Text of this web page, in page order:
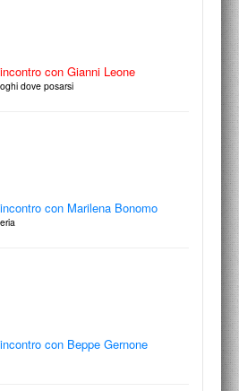
con Gianni Leone
dove posarsi
con Marilena Bonomo
con Beppe Gernone